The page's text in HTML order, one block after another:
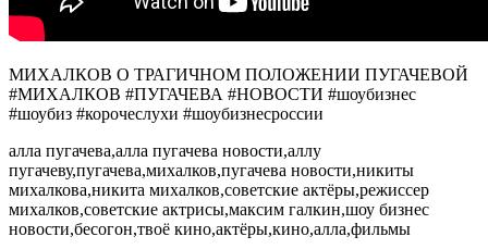
МИХАЛКОВ О ТРАГИЧНОМ ПОЛОЖЕНИИ ПУГАЧЕВОЙ
#МИХАЛКОВ #ПУГАЧЕВА #НОВОСТИ #шоубизнес
#шоубиз #корочеслухи #шоубизнесроссии
алла пугачева,алла пугачева новости,аллу
пугачеву,пугачева,михалков,пугачева новости,никиты
михалкова,никита михалков,советские актёры,режиссер
михалков,советские актрисы,максим галкин,шоу бизнес
новости,бесогон,твоё кино,актёры,кино,алла,фильмы